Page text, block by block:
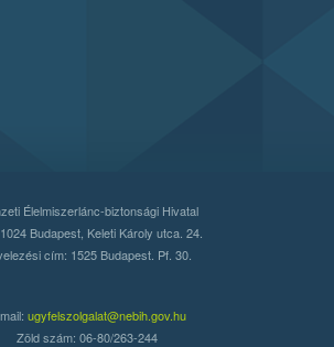
Élelmiszerlánc-biztonsági Hivatal
Budapest, Keleti Károly utca. 24.
cím: 1525 Budapest. Pf. 30.
ugyfelszolgalat@nebih.gov.hu
Zöld szám: 06-80/263-244